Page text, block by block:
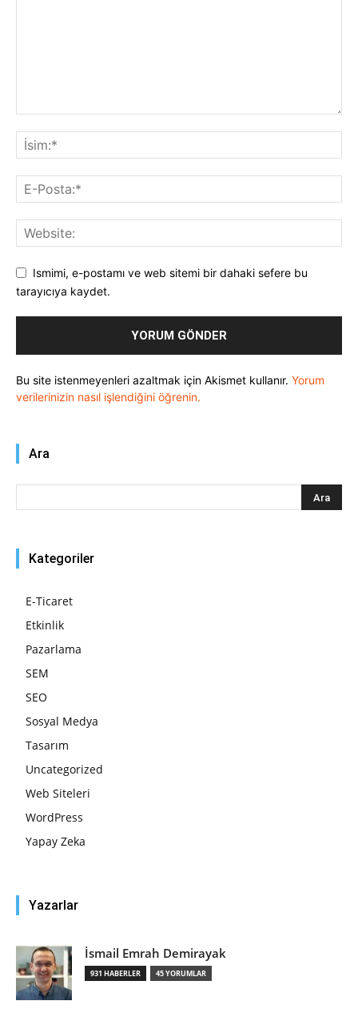
Ismimi, e-postamı ve web sitemi bir dahaki sefere bu
tarayıcıya kaydet.
Bu site istenmeyenleri azaltmak için Akismet kullanır. Yorum
verilerinizin nasıl işlendiğini öğrenin.
Ara
Kategoriler
E-Ticaret
Etkinlik
Pazarlama
SEM
SEO
Sosyal Medya
Tasarım
Uncategorized
Web Siteleri
WordPress
Yapay Zeka
Yazarlar
İsmail Emrah Demirayak
931 HABERLER 45 YORUMLAR